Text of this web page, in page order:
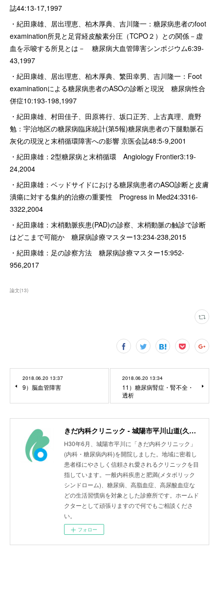
誌44:13-17,1997
・紀田康雄、居出理恵、柏木厚典、吉川隆一：糖尿病患者のfoot
examination所見と足背経皮酸素分圧（TCPO２）との関係－虚
血を示唆する所見とは－ 糖尿病大血管障害シンポジウム6:39-
43,1997
・紀田康雄、居出理恵、柏木厚典、繁田幸男、吉川隆一：Foot
examinationによる糖尿病患者のASOの診断と現況 糖尿病性合
併症10:193-198,1997
・紀田康雄、村田佳子、田原将行、坂口正芳、上古真理、鹿野
勉：宇治地区の糖尿病臨床統計(第5報)糖尿病患者の下腿動脈石
灰化の現況と末梢循環障害への影響 京医会誌48:5-9,2001
・紀田康雄：2型糖尿病と末梢循環 Angiology Frontier3:19-
24,2004
・紀田康雄：ベッドサイドにおける糖尿病患者のASO診断と皮膚
潰瘍に対する集約的治療の重要性 Progress in Med24:3316-
3322,2004
・紀田康雄：末梢動脈疾患(PAD)の診察、末梢動脈の触診で診断
はどこまで可能か 糖尿病診療マスター13:234-238,2015
・紀田康雄：足の診察方法 糖尿病診療マスター15:952-
956,2017
論文(13)
2018.06.20 13:37
9）脳血管障害
2018.06.20 13:34
11）糖尿病腎症・腎不全・
透析
きだ内科クリニック - 城陽市平川山道(久津川駅)
H30年6月、城陽市平川に「きだ内科クリニック」
(内科・糖尿病内科)を開院しました。地域に密着し
患者様にやさしく信頼され愛されるクリニックを目
指しています。一般内科疾患と肥満(メタボリック
シンドローム)、糖尿病、高脂血症、高尿酸血症な
どの生活習慣病を対象とした診療所です。ホームド
クターとして頑張りますので何でもご相談くださ
い。
フォロー